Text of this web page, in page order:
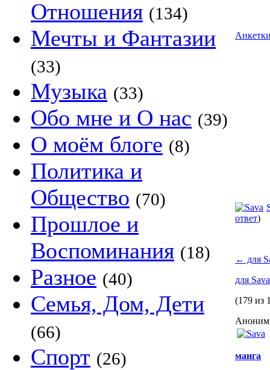
Отношения (134)
Мечты и Фантазии
(33)
Музыка (33)
Обо мне и О нас (39)
О моём блоге (8)
Политика и
Общество (70)
Прошлое и
Воспоминания (18)
Разное (40)
Семья, Дом, Дети
(66)
Спорт (26)
ответ)
← для
для
(179 из
Аноним
манга